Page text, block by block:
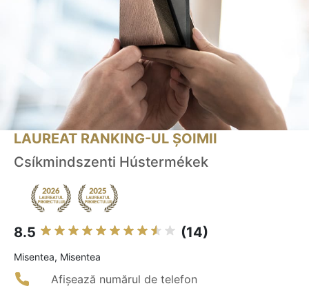
LAUREAT RANKING-UL ȘOIMII
Csíkmindszenti Hústermékek
8.5 (14)
Misentea, Misentea
Afișează numărul de telefon